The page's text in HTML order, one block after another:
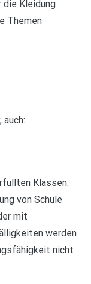
die Kleidung
Themen
Klassen.
von Schule
mit
werden
nicht